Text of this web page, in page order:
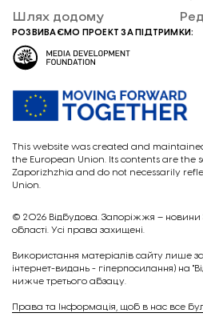
Шлях додому
РОЗВИВАЄМО ПРОЕКТ ЗА ПІДТРИМКИ:
This website was created and
the European Union. Its contents are the
Zaporizhzhia and do not necessarily
Union.
© 2026 Відбудова. Запоріжжя – новини
області. Усі права захищені.
Викориcтання матеріалів сайту лише
інтернет-видань - гіперпосилання) на
нижче третього абзацу.
Права та Інформація, щоб в нас все